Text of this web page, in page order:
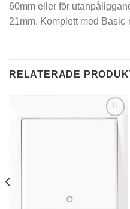
60mm eller för
21mm. Komplett med
RELATERADE